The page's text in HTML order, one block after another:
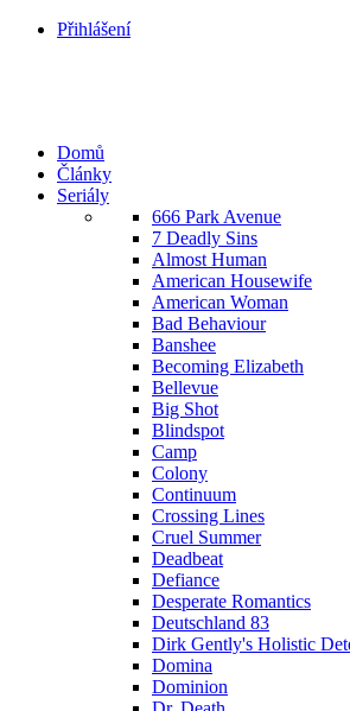
Přihlášení
Domů
Články
Seriály
666 Park Avenue
7 Deadly Sins
Almost Human
American Housewife
American Woman
Bad Behaviour
Banshee
Becoming Elizabeth
Bellevue
Big Shot
Blindspot
Camp
Colony
Continuum
Crossing Lines
Cruel Summer
Deadbeat
Defiance
Desperate Romantics
Deutschland 83
Dirk Gently's Holistic
Domina
Dominion